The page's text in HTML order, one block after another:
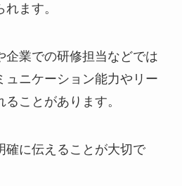
ます。
企業での研修担当などでは
ュニケーション能力やリー
ことがあります。
に伝えることが大切で